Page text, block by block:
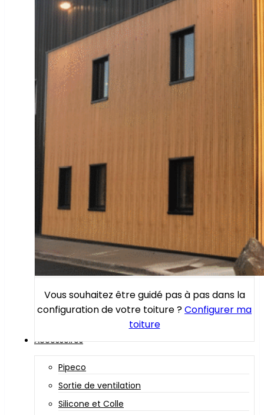
Vous souhaitez être guidé pas à pas dans la
configuration de votre toiture ?Configurer ma
toiture
Accessoires
Pipeco
Sortie de ventilation
Silicone et Colle